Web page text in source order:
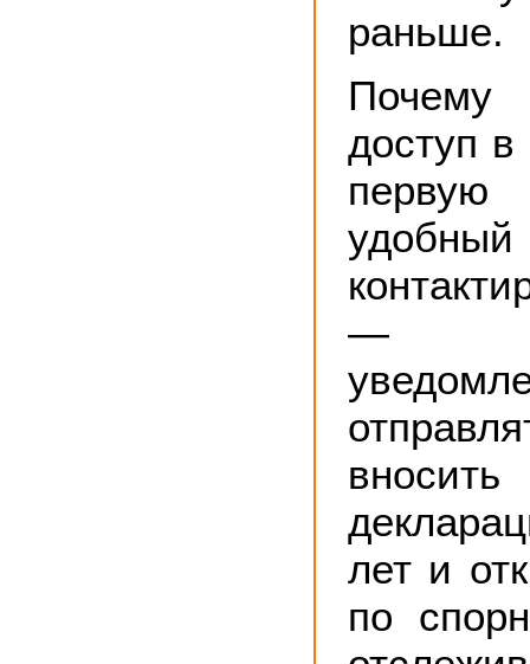
раньше.
Почему
доступ
первую
—
лет и
по